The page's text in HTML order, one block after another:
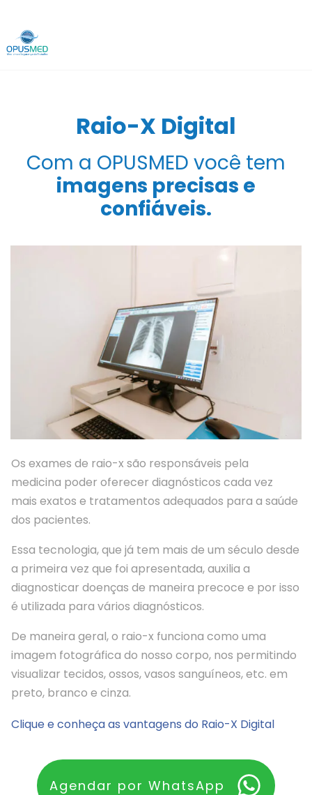
Raio-X Digital
Com a OPUSMED você tem
imagens precisas e
confiáveis.
Os exames de raio-x são responsáveis pela
medicina poder oferecer diagnósticos cada vez
mais exatos e tratamentos adequados para a saúde
dos pacientes.
Essa tecnologia, que já tem mais de um século desde
a primeira vez que foi apresentada, auxilia a
diagnosticar doenças de maneira precoce e por isso
é utilizada para vários diagnósticos.
De maneira geral, o raio-x funciona como uma
imagem fotográfica do nosso corpo, nos permitindo
visualizar tecidos, ossos, vasos sanguíneos, etc. em
preto, branco e cinza.
Clique e conheça as vantagens do Raio-X Digital
Agendar por WhatsApp